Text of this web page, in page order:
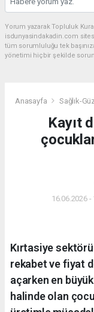
Yorum yazarak Topluluk
isdunyasindakadin.com
tüm sorumluluğu tek
yönetimi hiçbir şekilde
Anasayfa Sağlık-
Kayıt
16.06.2026
Kırtasiye
rekabet ve fiyat
açarken en
halinde olan